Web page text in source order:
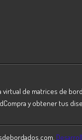
virtual de matrices de
y obtener tus